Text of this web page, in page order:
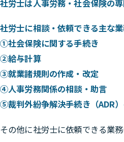
社労士は人事労務・社会保険の
社労士に相談・依頼できる主な
①社会保険に関する手続き
②給与計算
③就業諸規則の作成・改定
④人事労務関係の相談・助言
⑤裁判外紛争解決手続き（ADR
その他に社労士に依頼できる業